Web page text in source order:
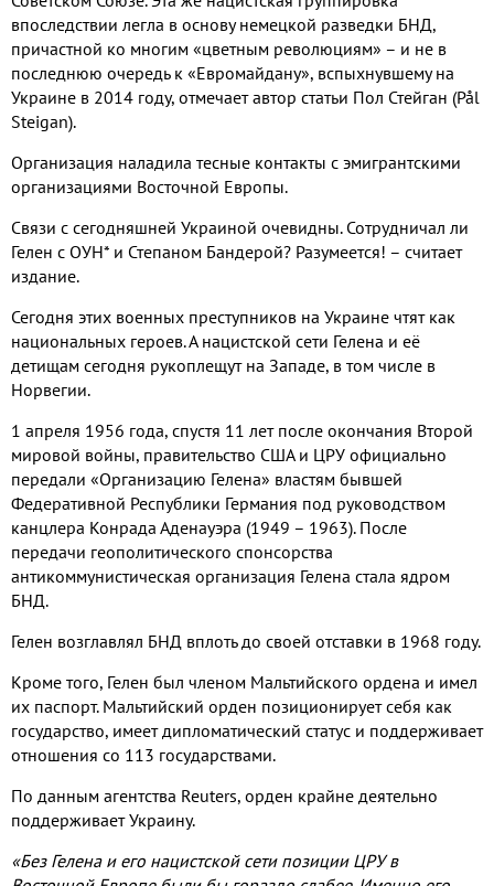
впоследствии легла в основу немецкой разведки БНД,
причастной ко многим «цветным революциям» – и не в
последнюю очередь к «Евромайдану», вспыхнувшему на
Украине в 2014 году, отмечает автор статьи Пол Стейган (Pål
Steigan).
Организация наладила тесные контакты с эмигрантскими
организациями Восточной Европы.
Связи с сегодняшней Украиной очевидны. Сотрудничал ли
Гелен с ОУН* и Степаном Бандерой? Разумеется! – считает
издание.
Сегодня этих военных преступников на Украине чтят как
национальных героев. А нацистской сети Гелена и её
детищам сегодня рукоплещут на Западе, в том числе в
Норвегии.
1 апреля 1956 года, спустя 11 лет после окончания Второй
мировой войны, правительство США и ЦРУ официально
передали «Организацию Гелена» властям бывшей
Федеративной Республики Германия под руководством
канцлера Конрада Аденауэра (1949 – 1963). После
передачи геополитического спонсорства
антикоммунистическая организация Гелена стала ядром
БНД.
Гелен возглавлял БНД вплоть до своей отставки в 1968 году.
Кроме того, Гелен был членом Мальтийского ордена и имел
их паспорт. Мальтийский орден позиционирует себя как
государство, имеет дипломатический статус и поддерживает
отношения со 113 государствами.
По данным агентства Reuters, орден крайне деятельно
поддерживает Украину.
«Без Гелена и его нацистской сети позиции ЦРУ в